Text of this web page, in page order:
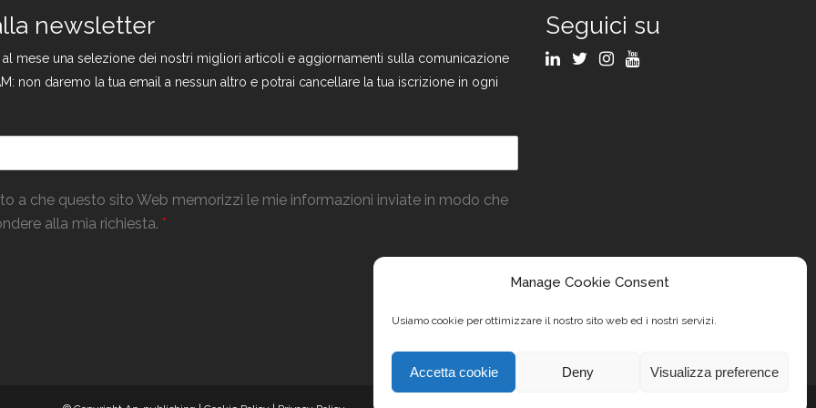
Manage Cookie Consent
Usiamo cookie per ottimizzare il nostro sito web ed i nostri servizi.
Accetta cookie Deny Visualizza preference
newsletter
al mese una selezione dei nostri migliori articoli e aggiornamenti sulla comunicazione
non daremo la tua email a nessun altro e potrai cancellare la tua iscrizione in ogni
a che questo sito Web memorizzi le mie informazioni inviate in modo che
alla mia richiesta. *
Seguici su